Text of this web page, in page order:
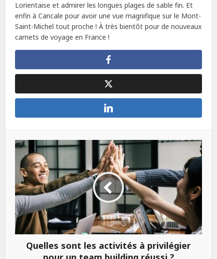
Lorientaise et admirer les longues plages de sable fin. Et
enfin à Cancale pour avoir une vue magnifique sur le Mont-
Saint-Michel tout proche ! À très bientôt pour de nouveaux
carnets de voyage en France !
Quelles sont les activités à privilégier